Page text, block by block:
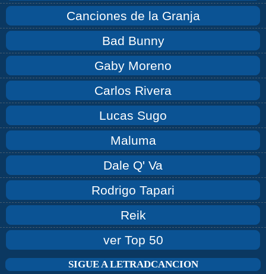
Canciones de la Granja
Bad Bunny
Gaby Moreno
Carlos Rivera
Lucas Sugo
Maluma
Dale Q' Va
Rodrigo Tapari
Reik
ver Top 50
SIGUE A LETRADCANCION